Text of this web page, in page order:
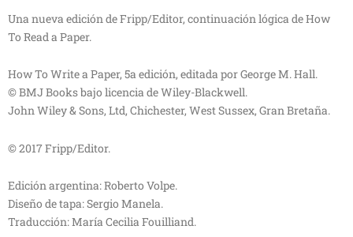
Una nueva edición de Fripp/Editor, continuación lógica de How
To Read a Paper.
How To Write a Paper, 5a edición, editada por George M. Hall.
© BMJ Books bajo licencia de Wiley-Blackwell.
John Wiley & Sons, Ltd, Chichester, West Sussex, Gran Bretaña.
© 2017 Fripp/Editor.
Edición argentina: Roberto Volpe.
Diseño de tapa: Sergio Manela.
Traducción: María Cecilia Fouilliand.